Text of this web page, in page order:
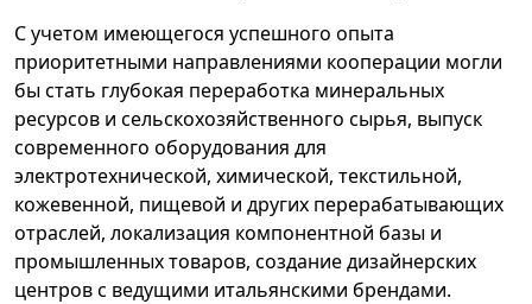
С учетом имеющегося успешного опыта
приоритетными направлениями кооперации могли
бы стать глубокая переработка минеральных
ресурсов и сельскохозяйственного сырья, выпуск
современного оборудования для
электротехнической, химической, текстильной,
кожевенной, пищевой и других перерабатывающих
отраслей, локализация компонентной базы и
промышленных товаров, создание дизайнерских
центров с ведущими итальянскими брендами.